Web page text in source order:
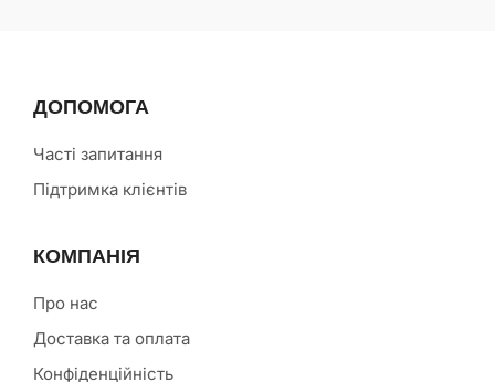
ДОПОМОГА
Часті запитання
Підтримка клієнтів
КОМПАНІЯ
Про нас
Доставка та оплата
Конфіденційність